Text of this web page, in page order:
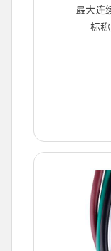
最大连
标